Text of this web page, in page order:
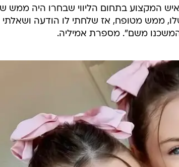
המקצוע בתחום הליווי שבחרו היה ממש
ממש מטופח, אז שלחתי לו הודעה ושאלתי
משם". מספרת אמיליה.